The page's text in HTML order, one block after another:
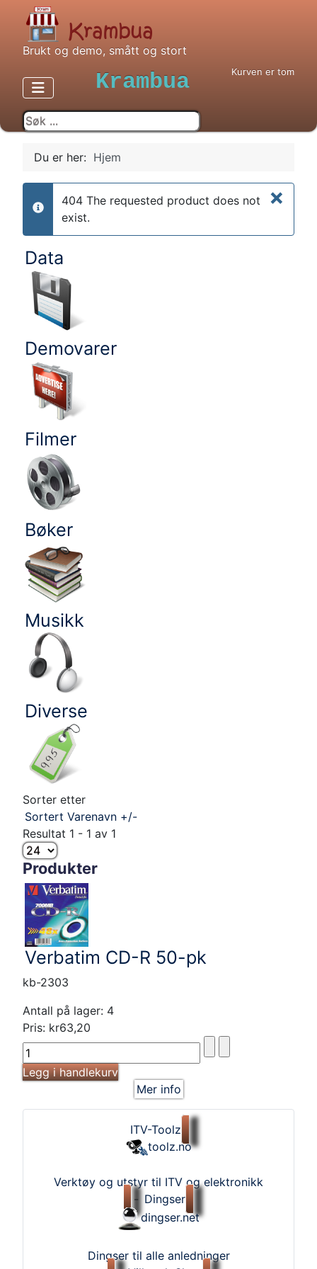
Brukt og demo, smått og stort
Krambua Kurven er tom
Du er her: Hjem
×
info
404 The requested product does not
exist.
Data
Demovarer
Filmer
Bøker
Musikk
Diverse
Sorter etter
Sortert Varenavn +/-
Resultat 1 - 1 av 1
Produkter
Verbatim CD-R 50-pk
kb-2303
Antall på lager: 4
Pris: kr63,20
Mer info
ITV-Toolz
toolz.no
Verktøy og utstyr til ITV og elektronikk
- Dingser
dingser.net
Dingser til alle anledninger